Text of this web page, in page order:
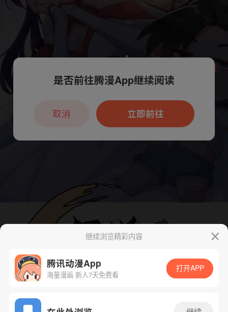
App免费看
继续浏览精彩内容
腾讯动漫App
海量漫画 新人7天免费看
打开APP
本章节仅支持App阅读，可打开App新用
户7天免费看
是否前往腾漫App继续阅读
立即前往
取消